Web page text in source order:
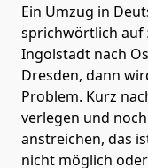
Ein Umzug in
sprichwörtlich auf
Ingolstadt nach
Dresden, dann
Problem. Kurz
verlegen und
anstreichen, das
nicht möglich